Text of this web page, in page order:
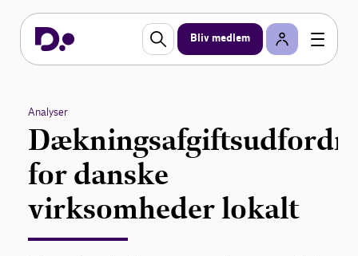
Bliv medlem
Analyser
for danske
virksomheder lokalt